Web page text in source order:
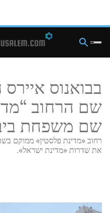
בבואנוס
שם הרחוב
שם משפחת
רחוב «מדינת פלסטין» ממוקם
את שדרות «מדינת ישראל».